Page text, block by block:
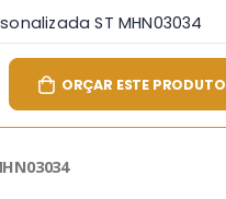
ST MHN03034
ORÇAR ESTE PRODUTO